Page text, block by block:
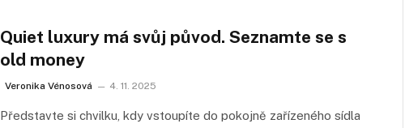
Quiet luxury má svůj původ. Seznamte se s
old money
Veronika Vénosová 4. 11. 2025
Představte si chvilku, kdy vstoupíte do pokojně zařízeného sídla